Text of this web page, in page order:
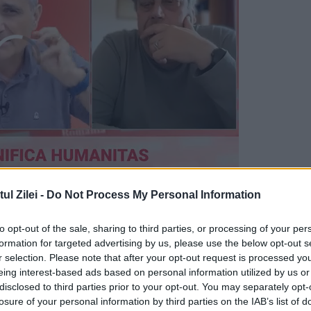
Zilei - Do Not Process My Personal Information
opt-out of the sale, sharing to third parties, or processing of your
for targeted advertising by us, please use the below opt-out
selection. Please note that after your opt-out request is processed
interest-based ads based on personal information utilized by us
to third parties prior to your opt-out. You may separately
of your personal information by third parties on the IAB’s list of
În ce urnă se află România
preliminariile de la Campionatul Mondial
și Canada.
Belgia, Italia, Germania, Croația,